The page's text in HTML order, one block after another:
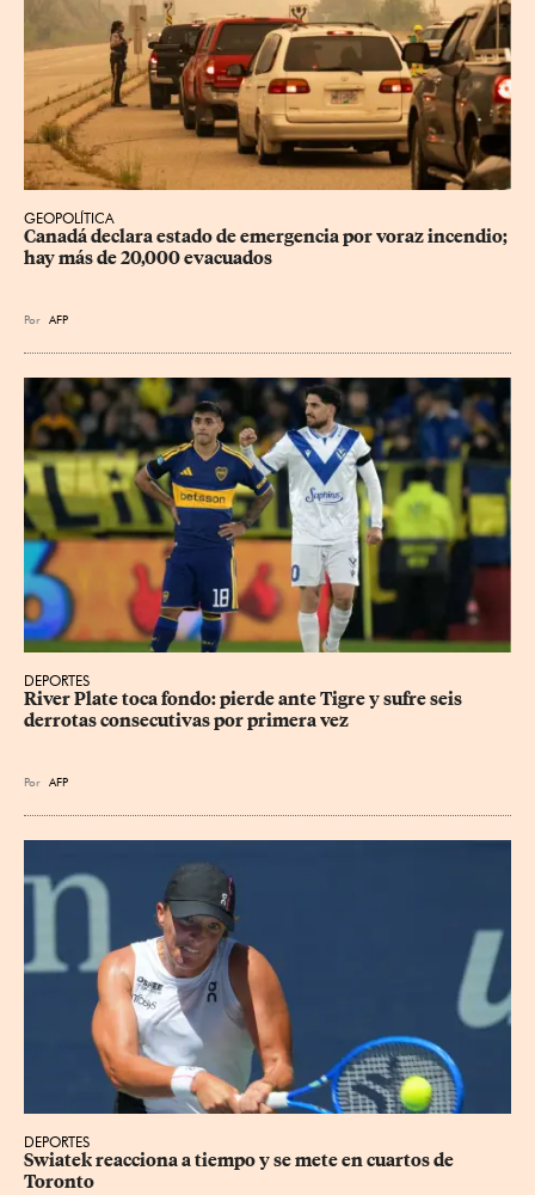
GEOPOLÍTICA
Canadá declara estado de emergencia por voraz incendio;
hay más de 20,000 evacuados
Por AFP
DEPORTES
River Plate toca fondo: pierde ante Tigre y sufre seis
derrotas consecutivas por primera vez
Por AFP
DEPORTES
Swiatek reacciona a tiempo y se mete en cuartos de
Toronto